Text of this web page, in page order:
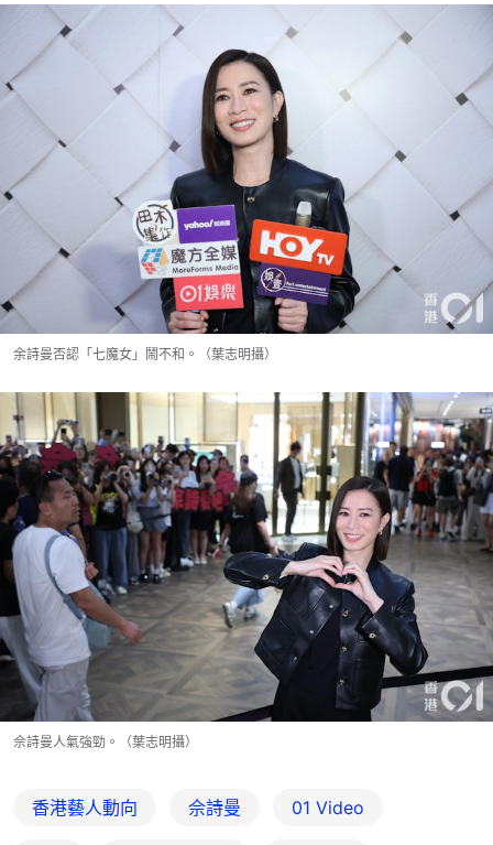
余詩曼否認「七魔女」鬧不和。（葉志明攝）
佘詩曼人氣強勁。（葉志明攝）
香港藝人動向 佘詩曼 01 Video